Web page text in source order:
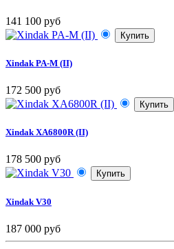
141 100 руб
Купить
Xindak PA-M (II)
172 500 руб
Купить
Xindak XA6800R (II)
178 500 руб
Купить
Xindak V30
187 000 руб